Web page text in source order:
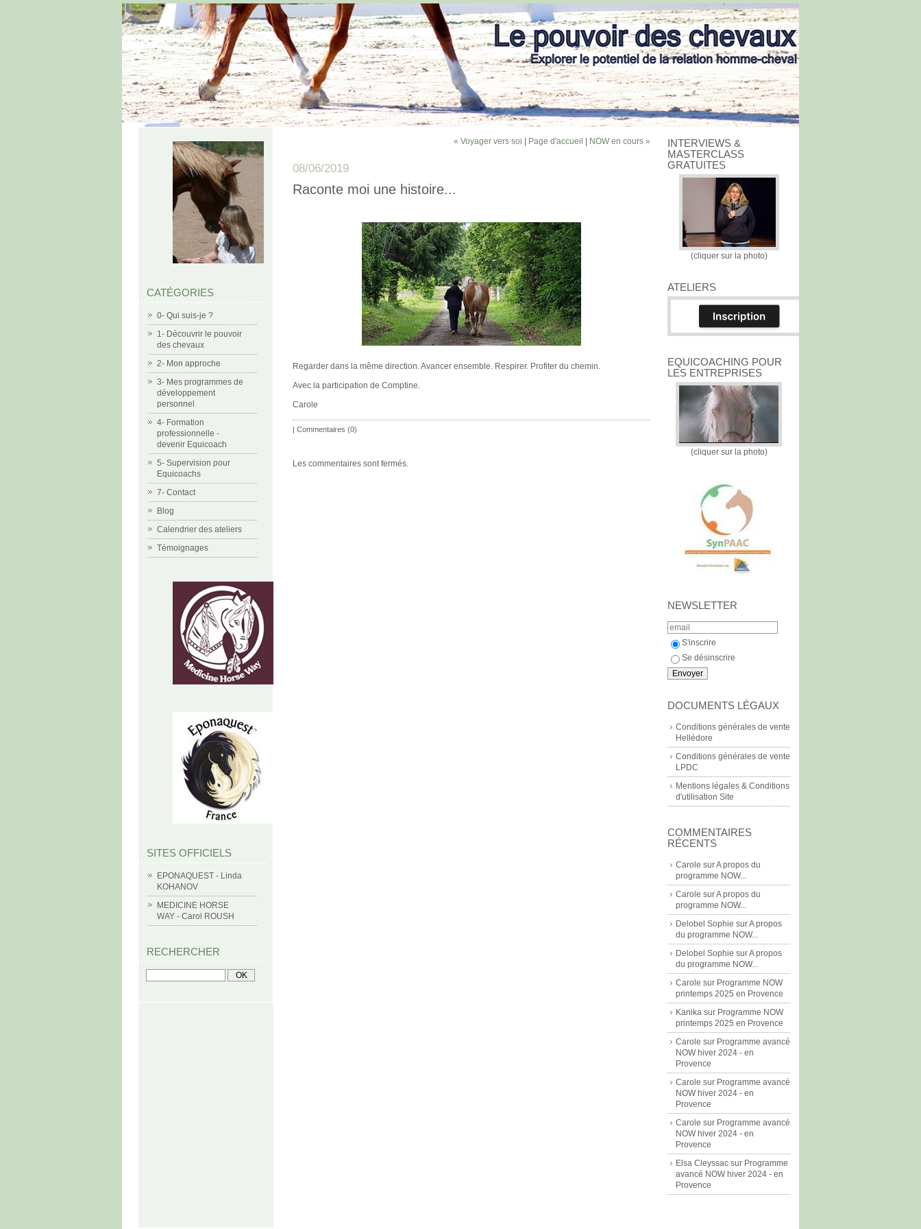
CATÉGORIES
0- Qui suis-je ?
1- Découvrir le pouvoir
des chevaux
2- Mon approche
3- Mes programmes de
développement
personnel
4- Formation
professionnelle -
devenir Equicoach
5- Supervision pour
Equicoachs
7- Contact
Blog
Calendrier des ateliers
Témoignages
SITES OFFICIELS
EPONAQUEST - Linda
KOHANOV
MEDICINE HORSE
WAY - Carol ROUSH
RECHERCHER
INTERVIEWS &
MASTERCLASS
GRATUITES
(cliquer sur la photo)
ATELIERS
EQUICOACHING POUR
LES ENTREPRISES
(cliquer sur la photo)
NEWSLETTER
S'inscrire
Se désinscrire
DOCUMENTS LÉGAUX
Conditions générales de vente
Hellédore
Conditions générales de vente
LPDC
Mentions légales & Conditions
d'utilisation Site
COMMENTAIRES
RÉCENTS
Carole surA propos du
programme NOW...
Carole surA propos du
programme NOW...
Delobel Sophie surA propos
du programme NOW...
Delobel Sophie surA propos
du programme NOW...
Carole sur Programme NOW
printemps 2025 en Provence
Kanika sur Programme NOW
printemps 2025 en Provence
Carole sur Programme avancé
NOW hiver 2024 - en
Provence
Carole sur Programme avancé
NOW hiver 2024 - en
Provence
Carole sur Programme avancé
NOW hiver 2024 - en
Provence
Elsa Cleyssac sur Programme
avancé NOW hiver 2024 - en
Provence
« Voyager vers soi Page d'accueil NOW en cours »
08/06/2019
Raconte moi une histoire...
Regarder dans la même direction. Avancer ensemble. Respirer. Profiter du chemin.
Avec la participation de Comptine.
Carole
| Commentaires (0)
Les commentaires sont fermés.